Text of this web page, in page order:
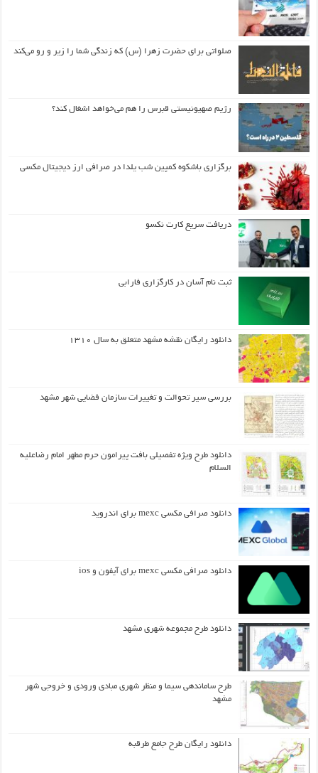
صلواتی برای حضرت زهرا (س) که زندگی شما را زیر و رو می‌کند
رژیم صهیونیستی قبرس را هم می‌خواهد اشغال کند؟
برگزاری باشکوه کمپین شب یلدا در صرافی ارز دیجیتال مکسی
دریافت سریع کارت نکسو
ثبت نام آسان در کارگزاری فارابی
دانلود رایگان نقشه مشهد متعلق به سال ۱۳۱۰
بررسی سیر تحوالت و تغییرات سازمان فضایی شهر مشهد
دانلود طرح ويژه تفصيلي بافت پيرامون حرم مطهر امام رضاعليه
السلام
دانلود صرافی مکسی mexc برای اندروید
دانلود صرافی مکسی mexc برای آیفون و ios
دانلود طرح مجموعه شهری مشهد
طرح ساماندهی سیما و منظر شهری مبادی ورودی و خروجی شهر
مشهد
دانلود رایگان طرح جامع طرقبه